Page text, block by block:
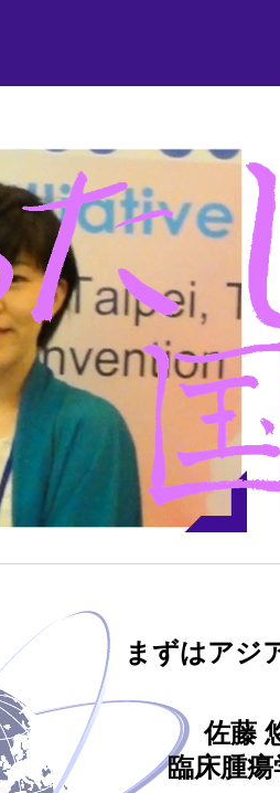
まずはアジ
佐藤
臨床腫